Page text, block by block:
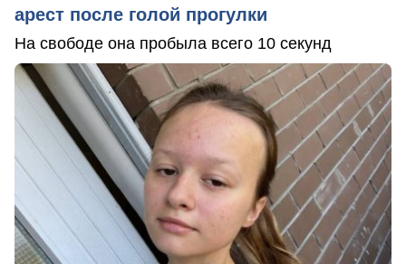
арест после голой прогулки
На свободе она пробыла всего 10 секунд